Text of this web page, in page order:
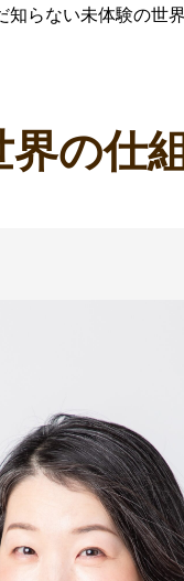
知らない未体験の世
界の仕